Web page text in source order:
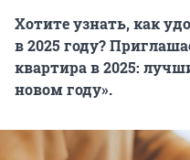
Хотите узнать, как
в 2025 году?
квартира в 2025:
новом году».